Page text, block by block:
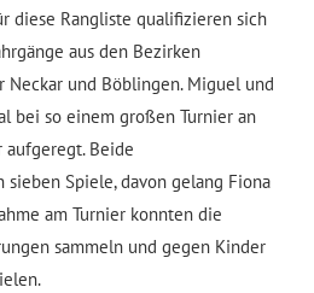
diese Rangliste qualifizieren sich
aus den Bezirken
Neckar und Böblingen. Miguel und
bei so einem großen Turnier an
Beide
sieben Spiele, davon gelang Fiona
am Turnier konnten die
sammeln und gegen Kinder